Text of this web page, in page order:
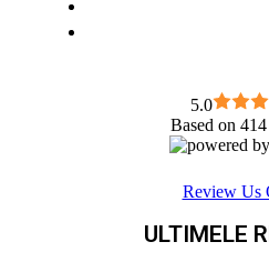
poți elibera de orice povară
experimentezi cum e cu
5.0
Based on
Review Us
ULTIMELE